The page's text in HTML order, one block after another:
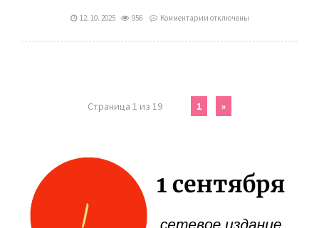
12. 10. 2025 956 Комментарии отключены
Страница 1 из 19 1 »